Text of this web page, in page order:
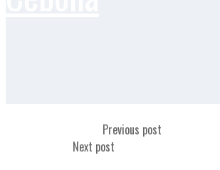
Previous post
Next post